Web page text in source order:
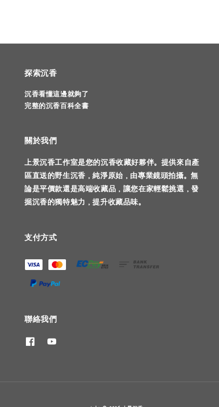
探索沉香
沉香看懂這邊就夠了
完整的沉香百科全書
關於我們
上景沉香工作室是您的沉香收藏好夥伴。提供來自產
區直送的野生沉香，純淨原始，由專業鏡頭拍攝。無
論是平價款還是高端收藏品，讓您在家輕鬆挑選，發
掘沉香的獨特魅力，提升收藏品味。
支付方式
聯絡我們